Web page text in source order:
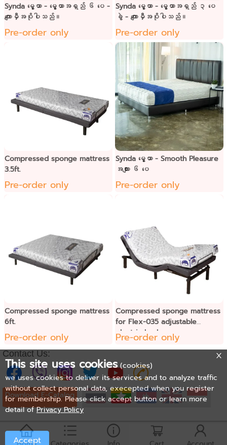
Synda မွေ့ယာ - မွေ့ယာအရှည် ၆ ပေ -
ကျောမှီအပိုပါသည်။
Pre-order only
Synda မွေ့ယာ - မွေ့ယာအရှည် ၃ ပေ
ခွဲ - ကျောမှီအပိုပါသည်။
Pre-order only
Compressed sponge mattress
3.5ft.
Pre-order only
Synda မွေ့ယာ - Smooth Pleasure
အလျား ၆ ပေ
Pre-order only
Compressed sponge mattress
6ft.
Pre-order only
Compressed sponge mattress
for Flex-035 adjustable
electric bed
Pre-order only
Contact Us:
Download E-Catalog
This site uses cookies (cookies)
we uses cookies to deliver its services and to analyze traffic
without collect personal data, execepted when you register
for membership. Please click accept button or learn more
detail of Privacy Policy
Accept